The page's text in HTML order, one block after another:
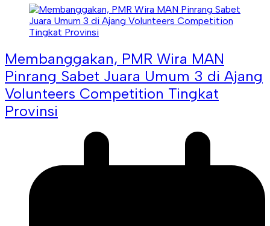
Membanggakan, PMR Wira MAN
Pinrang Sabet Juara Umum 3 di Ajang
Volunteers Competition Tingkat
Provinsi